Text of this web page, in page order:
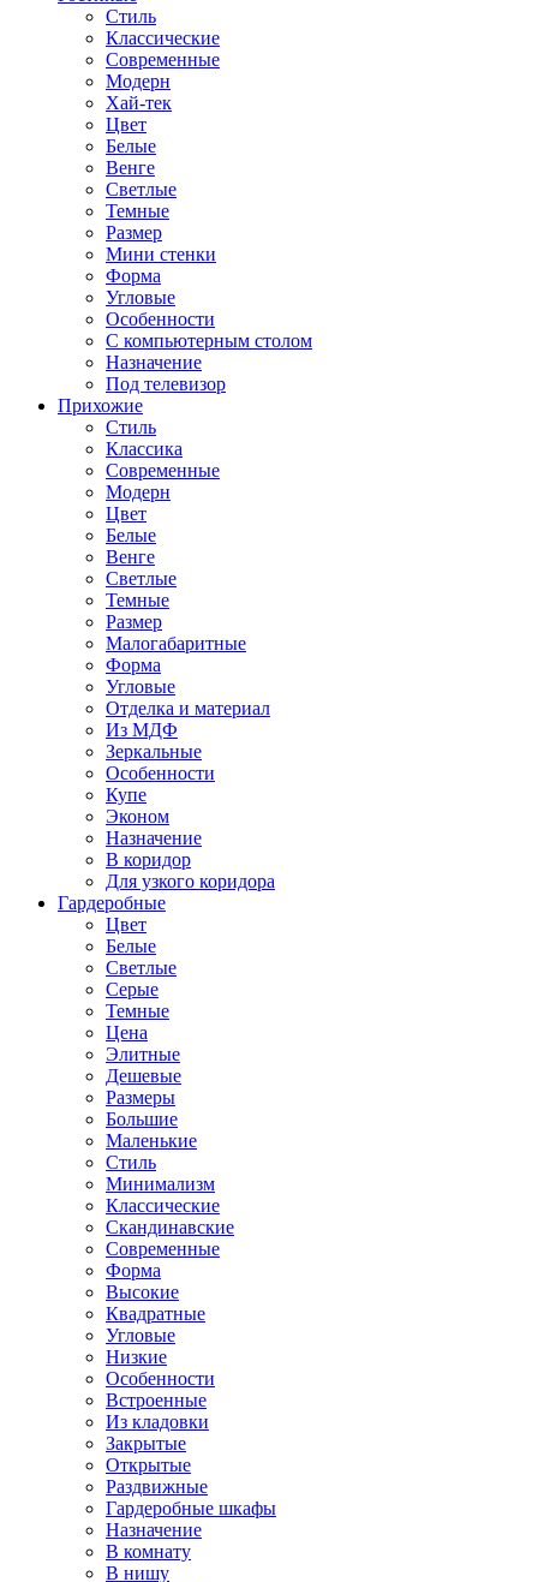
Стиль
Классические
Современные
Модерн
Хай-тек
Цвет
Белые
Венге
Светлые
Темные
Размер
Мини стенки
Форма
Угловые
Особенности
С компьютерным столом
Назначение
Под телевизор
Прихожие
Стиль
Классика
Современные
Модерн
Цвет
Белые
Венге
Светлые
Темные
Размер
Малогабаритные
Форма
Угловые
Отделка и материал
Из МДФ
Зеркальные
Особенности
Купе
Эконом
Назначение
В коридор
Для узкого коридора
Гардеробные
Цвет
Белые
Светлые
Серые
Темные
Цена
Элитные
Дешевые
Размеры
Большие
Маленькие
Стиль
Минимализм
Классические
Скандинавские
Современные
Форма
Высокие
Квадратные
Угловые
Низкие
Особенности
Встроенные
Из кладовки
Закрытые
Открытые
Раздвижные
Гардеробные шкафы
Назначение
В комнату
В нишу